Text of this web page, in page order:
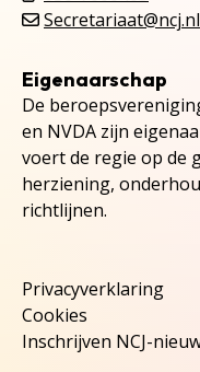
Secretariaat@ncj.nl
Eigenaarschap
De
en NVDA zijn
voert de regie op de
herziening,
richtlijnen.
Privacyverklaring
Cookies
Inschrijven NCJ-